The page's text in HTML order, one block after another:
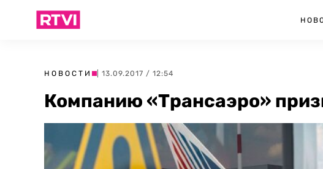
НОВОСТИ | 13.09.2017 / 12:54
Компанию «Трансаэро»